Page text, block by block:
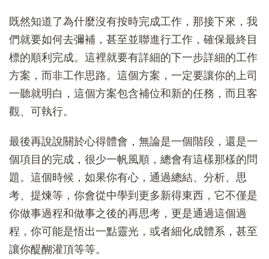
既然知道了為什麼沒有按時完成工作，那接下來，我
們就要如何去彌補，甚至並聯進行工作，確保最終目
標的順利完成。這裡就要有詳細的下一步詳細的工作
方案，而非工作思路。這個方案，一定要讓你的上司
一聽就明白，這個方案包含補位和新的任務，而且客
觀、可執行。
最後再說說關於心得體會，無論是一個階段，還是一
個項目的完成，很少一帆風順，總會有這樣那樣的問
題。這個時候，如果你有心，通過總結、分析、思
考、提煉等，你會從中學到更多新得東西，它不僅是
你做事過程和做事之後的再思考，更是通過這個過
程，你可能是悟出一點靈光，或者細化成體系，甚至
讓你醍醐灌頂等等。